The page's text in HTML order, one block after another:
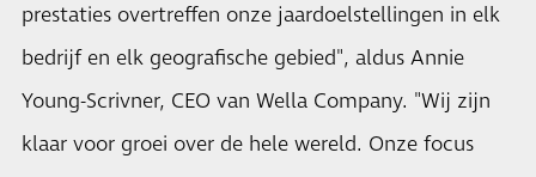
prestaties overtreffen onze jaardoelstellingen in elk
bedrijf en elk geografische gebied", aldus Annie
Young-Scrivner, CEO van Wella Company. "Wij zijn
klaar voor groei over de hele wereld. Onze focus